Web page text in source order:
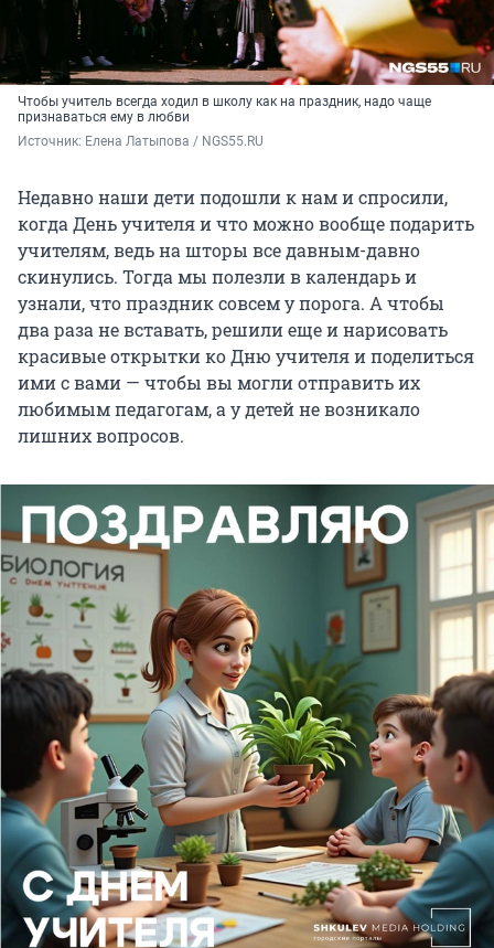
Чтобы учитель всегда ходил в школу как на праздник, надо чаще
признаваться ему в любви
Источник: Елена Латыпова / NGS55.RU
Недавно наши дети подошли к нам и спросили,
когда День учителя и что можно вообще подарить
учителям, ведь на шторы все давным-давно
скинулись. Тогда мы полезли в календарь и
узнали, что праздник совсем у порога. А чтобы
два раза не вставать, решили еще и нарисовать
красивые открытки ко Дню учителя и поделиться
ими с вами — чтобы вы могли отправить их
любимым педагогам, а у детей не возникало
лишних вопросов.